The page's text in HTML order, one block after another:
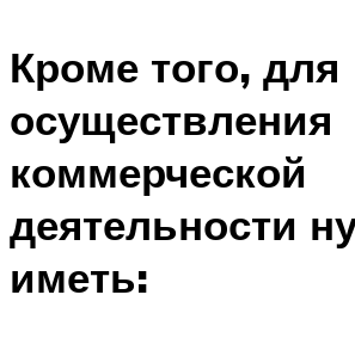
Кроме того, для
осуществления
коммерческой
деятельности
иметь: